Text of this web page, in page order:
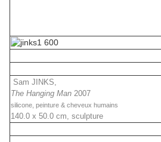
Sam JINKS,
The Hanging Man 2007
silicone, peinture & cheveux humains
140.0 x 50.0 cm, sculpture